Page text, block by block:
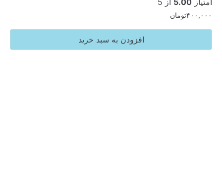
از 5
تومان
افزودن به سبد خرید